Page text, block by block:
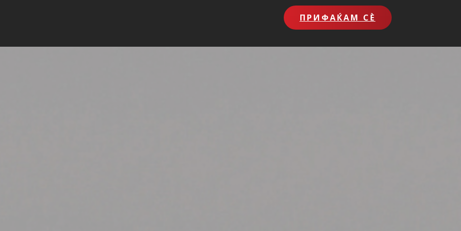
ПРИФАЌАМ СЀ